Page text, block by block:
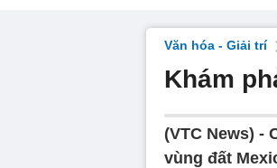
Văn hóa - Giải trí
Khám
(VTC News) -
vùng đất